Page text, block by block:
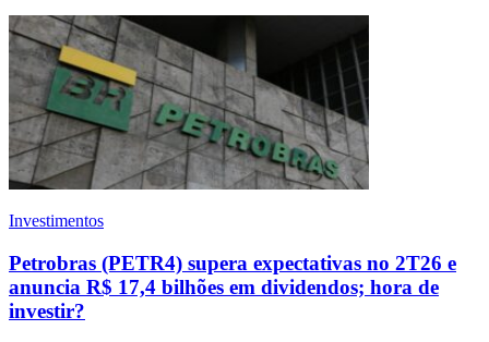
Investimentos
Petrobras (PETR4) supera expectativas no 2T26 e
anuncia R$ 17,4 bilhões em dividendos; hora de
investir?